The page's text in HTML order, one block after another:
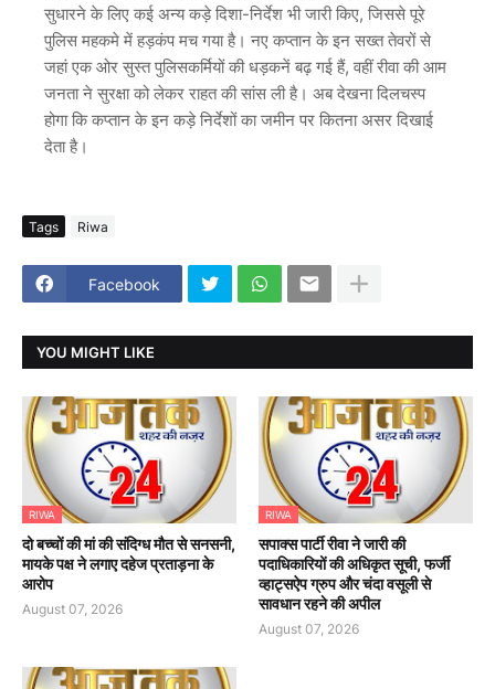
सुधारने के लिए कई अन्य कड़े दिशा-निर्देश भी जारी किए, जिससे पूरे
पुलिस महकमे में हड़कंप मच गया है। नए कप्तान के इन सख्त तेवरों से
जहां एक ओर सुस्त पुलिसकर्मियों की धड़कनें बढ़ गई हैं, वहीं रीवा की आम
जनता ने सुरक्षा को लेकर राहत की सांस ली है। अब देखना दिलचस्प
होगा कि कप्तान के इन कड़े निर्देशों का जमीन पर कितना असर दिखाई
देता है।
Tags Riwa
Facebook
YOU MIGHT LIKE
RIWA
दो बच्चों की मां की संदिग्ध मौत से सनसनी,
मायके पक्ष ने लगाए दहेज प्रताड़ना के
आरोप
August 07, 2026
RIWA
सपाक्स पार्टी रीवा ने जारी की
पदाधिकारियों की अधिकृत सूची, फर्जी
व्हाट्सऐप ग्रुप और चंदा वसूली से
सावधान रहने की अपील
August 07, 2026